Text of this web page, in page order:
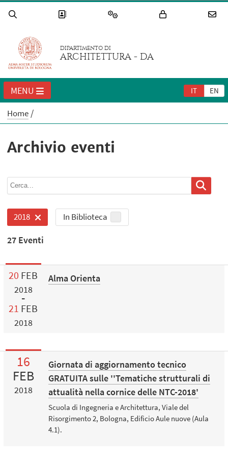
DIPARTIMENTO DI
ARCHITETTURA - DA
IT EN
MENU
Home
Archivio eventi
2018 In Biblioteca
27 Eventi
20 FEB
2018
21 FEB
2018
Alma Orienta
16
FEB
2018
Giornata di aggiornamento tecnico
GRATUITA sulle ''Tematiche strutturali di
attualità nella cornice delle NTC-2018'
Scuola di Ingegneria e Architettura, Viale del
Risorgimento 2, Bologna, Edificio Aule nuove (Aula
4.1).